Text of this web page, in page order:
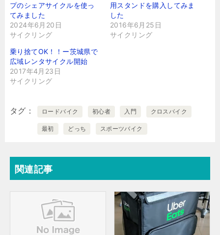
プのシェアサイクルを使っ
てみました
2024年6月20日
サイクリング
用スタンドを購入してみま
した
2016年6月25日
サイクリング
乗り捨てOK！！ー茨城県で
広域レンタサイクル開始
2017年4月23日
サイクリング
タグ ロードバイク 初心者 入門 クロスバイク
最初 どっち スポーツバイク
関連記事